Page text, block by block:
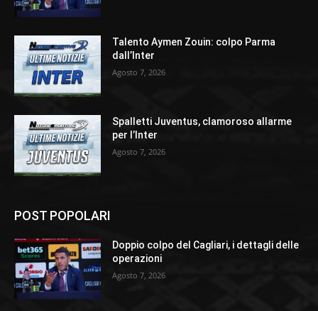
Talento Aymen Zouin: colpo Parma
dall’Inter
Agosto 7, 2026
Spalletti Juventus, clamoroso allarme
per l’Inter
Agosto 7, 2026
POST POPOLARI
Doppio colpo del Cagliari, i dettagli delle
operazioni
Agosto 7, 2026